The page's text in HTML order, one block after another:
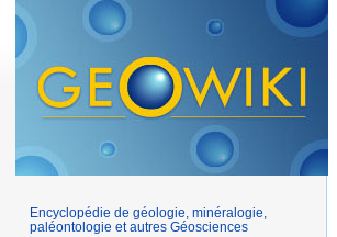
Encyclopédie de géologie, minéralogie,
paléontologie et autres Géosciences